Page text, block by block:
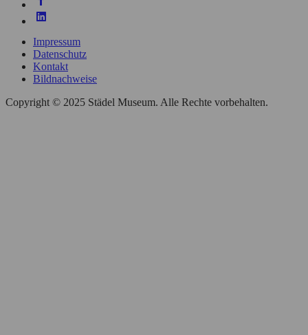
Impressum
Datenschutz
Kontakt
Bildnachweise
Copyright © 2025 Städel Museum. Alle Rechte vorbehalten.